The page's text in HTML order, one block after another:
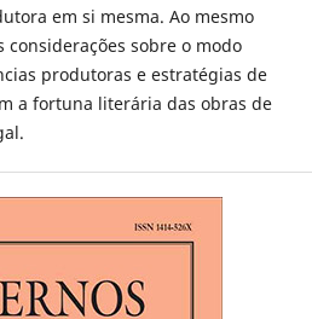
em si mesma. Ao mesmo
sobre o modo
produtoras e estratégias de
a fortuna literária das obras de